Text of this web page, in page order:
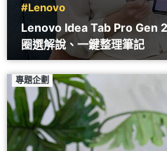
#Lenovo
Lenovo Idea Tab Pro Gen
圈選解說、一鍵整理筆記
專題企劃